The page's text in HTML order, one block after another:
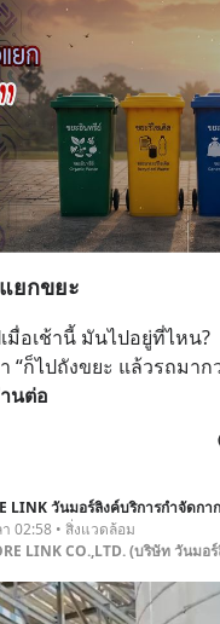
ยกขยะ
อเช้านี้ มันไปอยู่ที่ไหน?
“ก็ไปถังขยะ แล้วรถมาก
นต่อ
า 02:58 • สิ่งแวดล้อม
LINK CO.,LTD. (บริษัท วันมอ